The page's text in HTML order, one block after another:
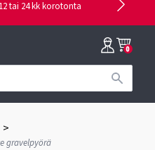
tai 24 kk korotonta
0
>
gravelpyörä